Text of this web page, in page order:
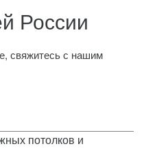
России
свяжитесь с нашим
потолков и